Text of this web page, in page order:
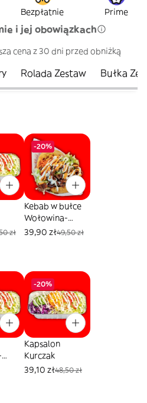
Bezpłatnie Prime
i jej obowiązkach
cena z 30 dni przed obniżką
Rolada Zestaw Bułka
zł
-20%
Kebab w bułce
Wołowina-
baranina
39,90 zł49,50 zł
-20%
Kapsalon
Kurczak
39,10 zł48,50 zł